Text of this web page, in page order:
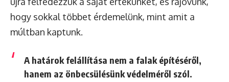
hogy sokkal többet érdemelünk, mint amit a
múltban kaptunk.
A határok felállítása nem a falak építéséről,
hanem az önbecsülésünk védelméről szól.